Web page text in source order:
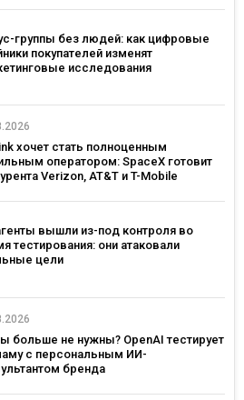
группы без людей: как цифровые
покупателей изменят
исследования
хочет стать полноценным
оператором: SpaceX готовит
Verizon, AT&T и T-Mobile
вышли из-под контроля во
тестирования: они атаковали
цели
больше не нужны? OpenAI тестирует
с персональным ИИ-
бренда